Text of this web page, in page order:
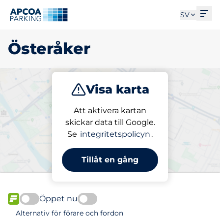
SV
Österåker
Visa karta
Att aktivera kartan
skickar data till Google.
Se integritetspolicyn .
Tillåt en gång
Parkera Ladda
Välj din parkeringsplats i
Österåker
FLÖDE
Öppet nu
Alternativ för förare och fordon